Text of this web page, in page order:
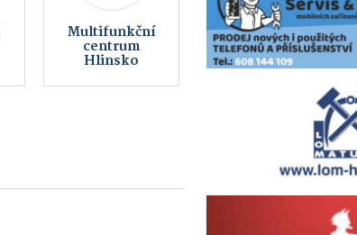
Obec
Kameničky